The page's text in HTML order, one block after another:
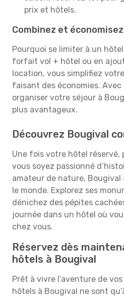
prix et hôtels.
Combinez et
Pourquoi se limiter à un
forfait vol + hôtel ou en
location, vous simplifiez
faisant des économies. Avec
organiser votre séjour à
plus avantageux.
Découvrez Bougival
Une fois votre hôtel réservé,
vous soyez passionné
amateur de nature,
le monde. Explorez ses
dénichez des pépites
journée dans un hôtel où
chez vous.
Réservez dès
hôtels à Bougival
Prêt à vivre l’aventure de
hôtels à Bougival ne sont